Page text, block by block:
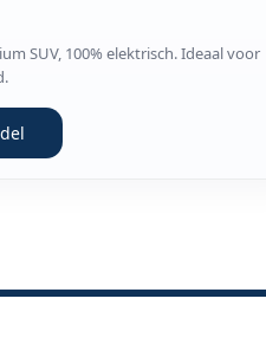
SUV, 100% elektrisch. Ideaal voor